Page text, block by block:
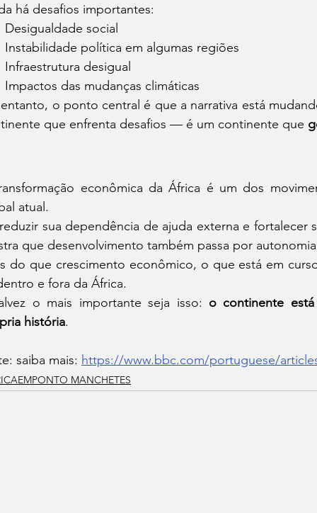
há desafios importantes:
Desigualdade social
Instabilidade política em algumas regiões
Infraestrutura desigual
Impactos das mudanças climáticas
o ponto central é que a narrativa está
que enfrenta desafios — é um continente que
econômica da África é um dos
atual.
sua dependência de ajuda externa e fortalecer
que desenvolvimento também passa por
do que crescimento econômico, o que está em
e fora da África.
o mais importante seja isso: o continente
história.
saiba mais: https://www.bbc.com/portuguese/
MANCHETES